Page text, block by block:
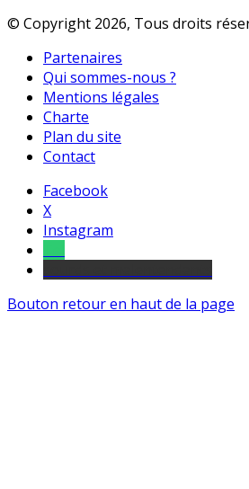
© Copyright 2026, Tous droits
Partenaires
Qui sommes-nous ?
Mentions légales
Charte
Plan du site
Contact
Facebook
X
Instagram
Bouton retour en haut de la page